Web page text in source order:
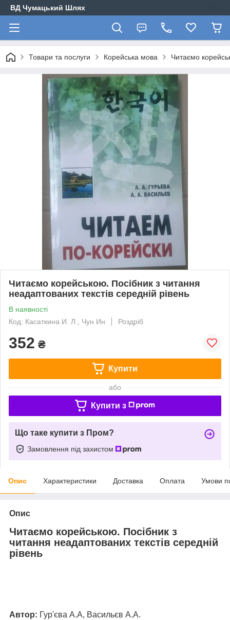
ВД Чумацький Шлях
Товари та послуги Корейська мова Читаємо
Читаємо корейською. Посібник з читання
неадаптованих текстів середній рівень
В наявності
Код: Касаткина И. Л., Чун Ин
Роздріб
352 ₴
Купити
або
Купити з
Що таке купити з Пром?
Замовлення під захистом
Опис Характеристики Доставка Оплата Умови
Опис
Читаємо корейською. Посібник з
читання неадаптованих текстів середній
рівень
Автор: Гур'єва А.А, Васильєв А.А.